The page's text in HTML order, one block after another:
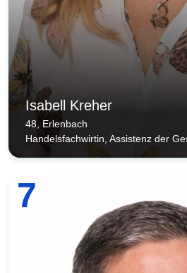
Isabell Kreher
48, Erlenbach
Handelsfachwirtin, Assistenz der
7